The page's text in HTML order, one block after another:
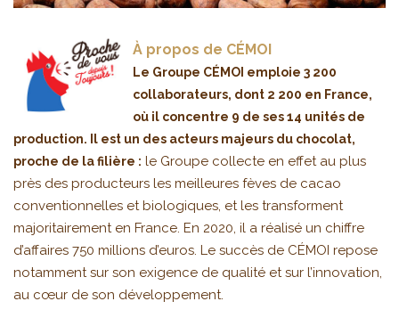
À propos de CÉMOI
Le Groupe CÉMOI emploie 3 200
collaborateurs, dont 2 200 en France,
où il concentre 9 de ses 14 unités de
production. Il est un des acteurs majeurs du chocolat,
proche de la filière : le Groupe collecte en effet au plus
près des producteurs les meilleures fèves de cacao
conventionnelles et biologiques, et les transforment
majoritairement en France. En 2020, il a réalisé un chiffre
d’affaires 750 millions d’euros. Le succès de CÉMOI repose
notamment sur son exigence de qualité et sur l’innovation,
au cœur de son développement.